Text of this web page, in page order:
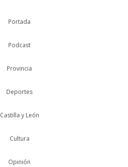
Portada
Podcast
Provincia
Deportes
Castilla y León
Cultura
Opinión